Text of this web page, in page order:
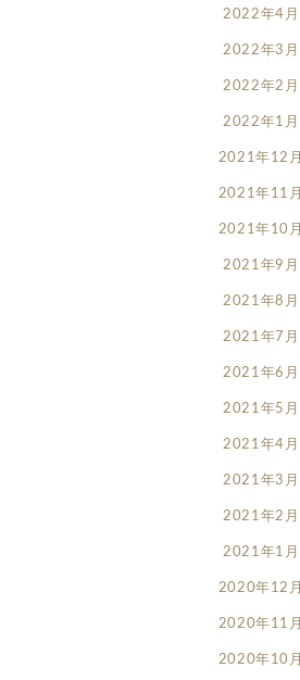
2022年4月
2022年3月
2022年2月
2022年1月
2021年12月
2021年11月
2021年10月
2021年9月
2021年8月
2021年7月
2021年6月
2021年5月
2021年4月
2021年3月
2021年2月
2021年1月
2020年12月
2020年11月
2020年10月